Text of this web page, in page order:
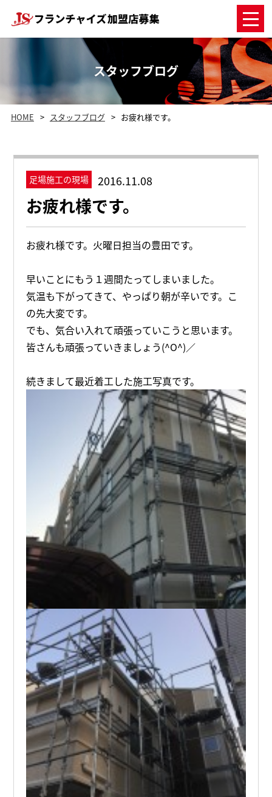
スタッフブログ
HOME スタッフブログ お疲れ様です。
足場施工の現場 2016.11.08
お疲れ様です。
お疲れ様です。火曜日担当の豊田です。
早いことにもう１週間たってしまいました。
気温も下がってきて、やっぱり朝が辛いです。こ
の先大変です。
でも、気合い入れて頑張っていこうと思います。
皆さんも頑張っていきましょう(^O^)／
続きまして最近着工した施工写真です。